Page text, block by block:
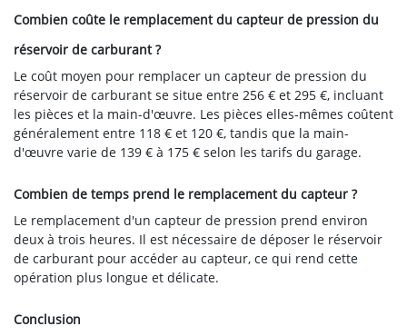
Combien coûte le remplacement du capteur de pression du
réservoir de carburant ?
Le coût moyen pour remplacer un capteur de pression du
réservoir de carburant se situe entre 256 € et 295 €, incluant
les pièces et la main-d'œuvre. Les pièces elles-mêmes coûtent
généralement entre 118 € et 120 €, tandis que la main-
d'œuvre varie de 139 € à 175 € selon les tarifs du garage.
Combien de temps prend le remplacement du capteur ?
Le remplacement d'un capteur de pression prend environ
deux à trois heures. Il est nécessaire de déposer le réservoir
de carburant pour accéder au capteur, ce qui rend cette
opération plus longue et délicate.
Conclusion